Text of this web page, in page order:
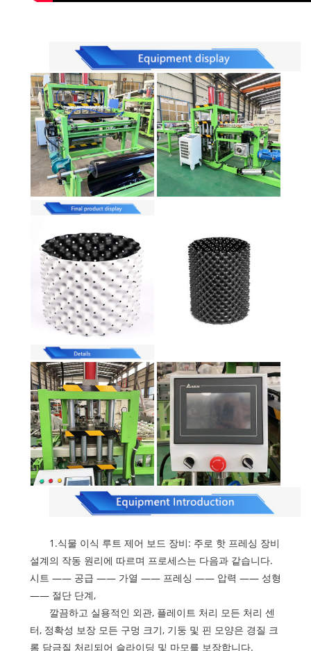
1.식물 이식 루트 제어 보드 장비: 주로 핫 프레싱 장비
설계의 작동 원리에 따르며 프로세스는 다음과 같습니다.
시트 —— 공급 —— 가열 —— 프레싱 —— 압력 —— 성형
—— 절단 단계,
깔끔하고 실용적인 외관, 플레이트 처리 모든 처리 센
터, 정확성 보장 모든 구멍 크기, 기둥 및 핀 모양은 경질 크
롬 담금질 처리되어 슬라이딩 및 마모를 보장합니다.